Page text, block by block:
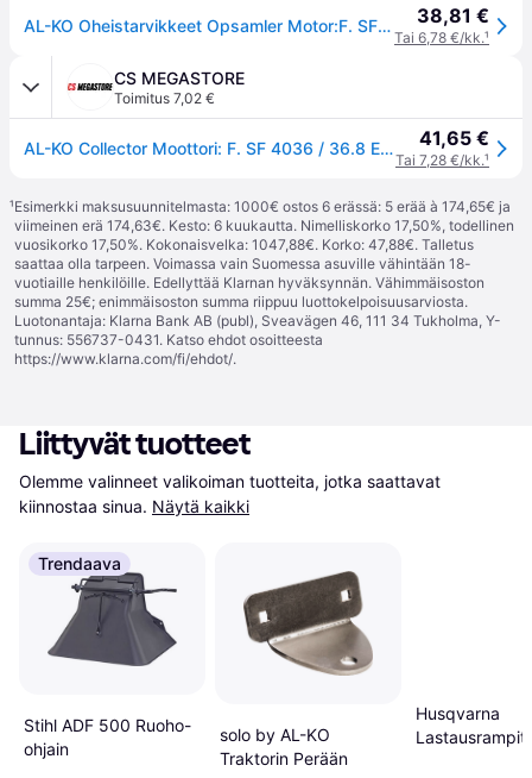
AL-KO Oheistarvikkeet Opsamler Motor:F. SF 4036 / 36.8 E Comfort 38,81 €
Tai 6,78 €/kk.¹
CS MEGASTORE
Toimitus 7,02 €
AL-KO Collector Moottori: F. SF 4036 / 36.8 E Comfort 41,65 €
Tai 7,28 €/kk.¹
¹Esimerkki maksusuunnitelmasta: 1000€ ostos 6 erässä: 5 erää à 174,65€ ja
viimeinen erä 174,63€. Kesto: 6 kuukautta. Nimelliskorko 17,50%, todellinen
vuosikorko 17,50%. Kokonaisvelka: 1047,88€. Korko: 47,88€. Talletus
saattaa olla tarpeen. Voimassa vain Suomessa asuville vähintään 18-
vuotiaille henkilöille. Edellyttää Klarnan hyväksynnän. Vähimmäisoston
summa 25€; enimmäisoston summa riippuu luottokelpoisuusarviosta.
Luotonantaja: Klarna Bank AB (publ), Sveavägen 46, 111 34 Tukholma, Y-
tunnus: 556737-0431. Katso ehdot osoitteesta
https://www.klarna.com/fi/ehdot/.
Liittyvät tuotteet
Olemme valinneet valikoiman tuotteita, jotka saattavat
kiinnostaa sinua. Näytä kaikki
Trendaava
Stihl ADF 500 Ruoho-
ohjain
solo by AL-KO
Traktorin Perään
Husqvarna
Lastausrampit